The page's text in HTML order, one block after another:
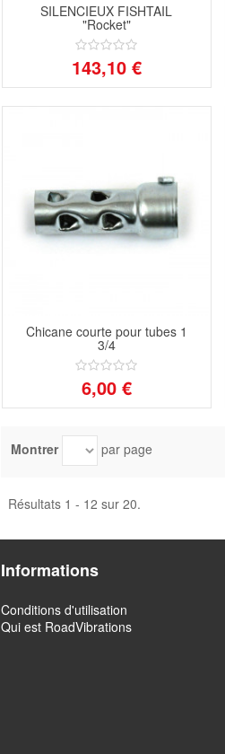
SILENCIEUX FISHTAIL
"Rocket"
143,10 €
Chicane courte pour tubes 1
3/4
6,00 €
Montrer par page
Résultats 1 - 12 sur 20.
Informations
Conditions d'utilisation
Qui est RoadVibrations